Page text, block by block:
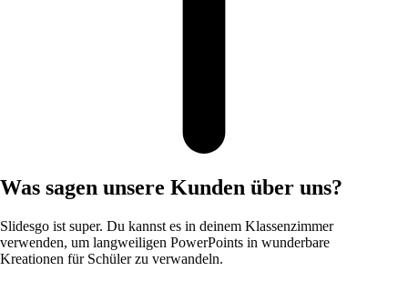
Was sagen unsere Kunden über uns?
Slidesgo ist super. Du kannst es in deinem Klassenzimmer
verwenden, um langweiligen PowerPoints in wunderbare
Kreationen für Schüler zu verwandeln.